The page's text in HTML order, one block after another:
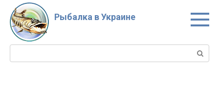
Перейти
контенту
Рыбалка в Украине